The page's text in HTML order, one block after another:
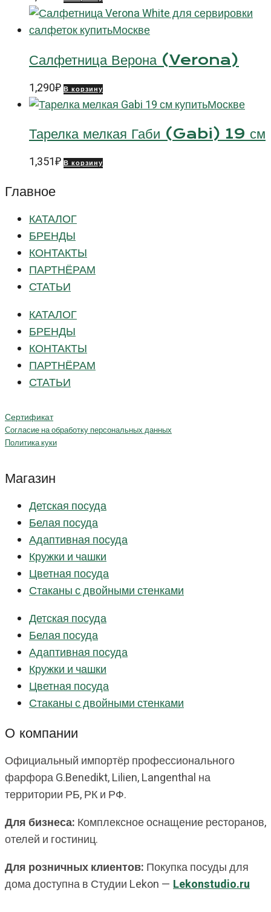
Салфетница Верона (Verona)
1,290₽ В корзину
Тарелка мелкая Габи (Gabi) 19 см
1,351₽ В корзину
Главное
КАТАЛОГ
БРЕНДЫ
КОНТАКТЫ
ПАРТНЁРАМ
СТАТЬИ
КАТАЛОГ
БРЕНДЫ
КОНТАКТЫ
ПАРТНЁРАМ
СТАТЬИ
Сертификат
Согласие на обработку персональных данных
Политика куки
Магазин
Детская посуда
Белая посуда
Адаптивная посуда
Кружки и чашки
Цветная посуда
Стаканы с двойными стенками
Детская посуда
Белая посуда
Адаптивная посуда
Кружки и чашки
Цветная посуда
Стаканы с двойными стенками
О компании
Официальный импортёр профессионального
фарфора G.Benedikt, Lilien, Langenthal на
территории РБ, РК и РФ.
Для бизнеса: Комплексное оснащение ресторанов,
отелей и гостиниц.
Для розничных клиентов: Покупка посуды для
дома доступна в Студии Lekon — Lekonstudio.ru